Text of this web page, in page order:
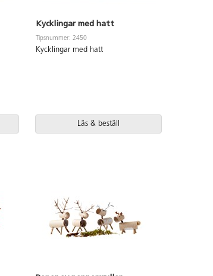
Kycklingar med hatt
Tipsnummer: 2450
Kycklingar med hatt
Läs & beställ